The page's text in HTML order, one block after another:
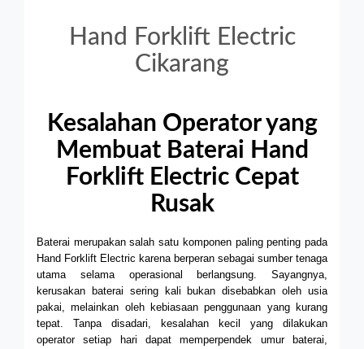
Hand Forklift Electric
Cikarang
Kesalahan Operator yang
Membuat Baterai Hand
Forklift Electric Cepat
Rusak
Baterai merupakan salah satu komponen paling penting pada
Hand Forklift Electric karena berperan sebagai sumber tenaga
utama selama operasional berlangsung. Sayangnya,
kerusakan baterai sering kali bukan disebabkan oleh usia
pakai, melainkan oleh kebiasaan penggunaan yang kurang
tepat. Tanpa disadari, kesalahan kecil yang dilakukan
operator setiap hari dapat memperpendek umur baterai,